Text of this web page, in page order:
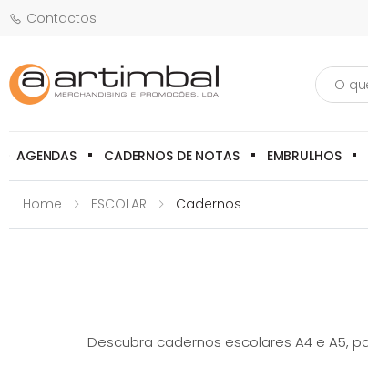
Contactos
AGENDAS CADERNOS DE NOTAS EMBRULHOS
Home ESCOLAR Cadernos
Descubra cadernos escolares A4 e A5,